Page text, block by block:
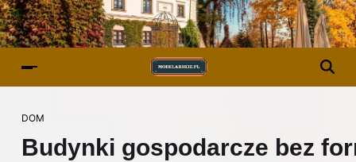
DOM
Budynki gospodarcze bez